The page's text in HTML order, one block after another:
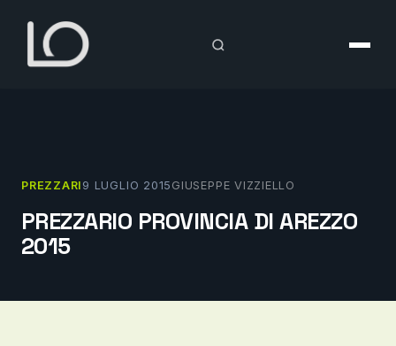
contenuto
PREZZARI 9 LUGLIO 2015 GIUSEPPE VIZZIELLO
PREZZARIO PROVINCIA DI AREZZO
2015